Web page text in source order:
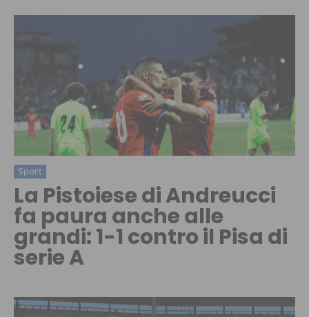
Sport
La Pistoiese di Andreucci
fa paura anche alle
grandi: 1-1 contro il Pisa di
serie A